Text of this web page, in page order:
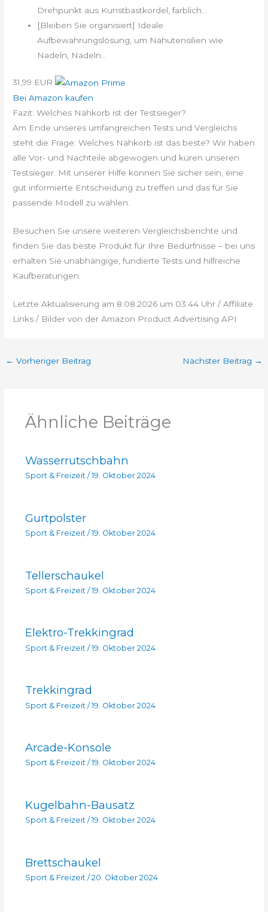
Drehpunkt aus Kunstbastkordel, farblich...
[Bleiben Sie organisiert] Ideale
Aufbewahrungslösung, um Nähutensilien wie
Nadeln, Nadeln...
31,99 EUR
Bei Amazon kaufen
Fazit: Welches Nähkorb ist der Testsieger?
Am Ende unseres umfangreichen Tests und Vergleichs
steht die Frage: Welches Nähkorb ist das beste? Wir haben
alle Vor- und Nachteile abgewogen und küren unseren
Testsieger. Mit unserer Hilfe können Sie sicher sein, eine
gut informierte Entscheidung zu treffen und das für Sie
passende Modell zu wählen.
Besuchen Sie unsere weiteren Vergleichsberichte und
finden Sie das beste Produkt für Ihre Bedürfnisse – bei uns
erhalten Sie unabhängige, fundierte Tests und hilfreiche
Kaufberatungen.
Letzte Aktualisierung am 8.08.2026 um 03:44 Uhr / Affiliate
Links / Bilder von der Amazon Product Advertising API
← Vorheriger Beitrag Nächster Beitrag →
Ähnliche Beiträge
Wasserrutschbahn
Sport & Freizeit/ 19. Oktober 2024
Gurtpolster
Sport & Freizeit/ 19. Oktober 2024
Tellerschaukel
Sport & Freizeit/ 19. Oktober 2024
Elektro-Trekkingrad
Sport & Freizeit / 19. Oktober 2024
Trekkingrad
Sport & Freizeit /19. Oktober 2024
Arcade-Konsole
Sport & Freizeit/ 19. Oktober 2024
Kugelbahn-Bausatz
Sport & Freizeit/ 19. Oktober 2024
Brettschaukel
Sport & Freizeit/ 20. Oktober 2024